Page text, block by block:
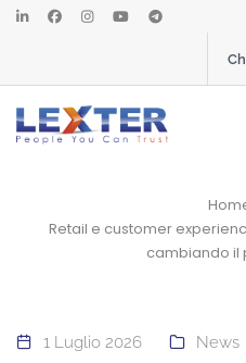
Retail e customer
cambiando il
1 Luglio 2026 News